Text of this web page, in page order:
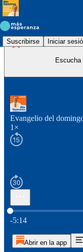
Suscribirse Iniciar
Evangelio del
1×
Hora actual: 0:00 /
-5:14
Abrir en la app